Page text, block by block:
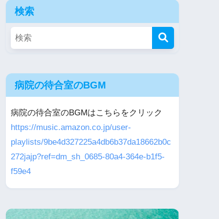
検索
病院の待合室のBGM
病院の待合室のBGMはこちらをクリック
https://music.amazon.co.jp/user-
playlists/9be4d327225a4db6b37da18662b0c
272jajp?ref=dm_sh_0685-80a4-364e-b1f5-
f59e4